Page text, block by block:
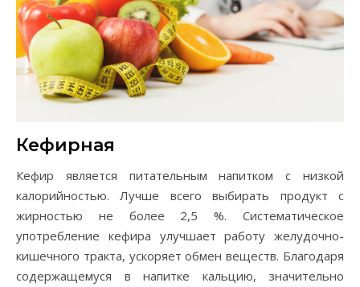
Кефирная
Кефир является питательным напитком с низкой
калорийностью. Лучше всего выбирать продукт с
жирностью не более 2,5 %. Систематическое
употребление кефира улучшает работу желудочно-
кишечного тракта, ускоряет обмен веществ. Благодаря
содержащемуся в напитке кальцию, значительно